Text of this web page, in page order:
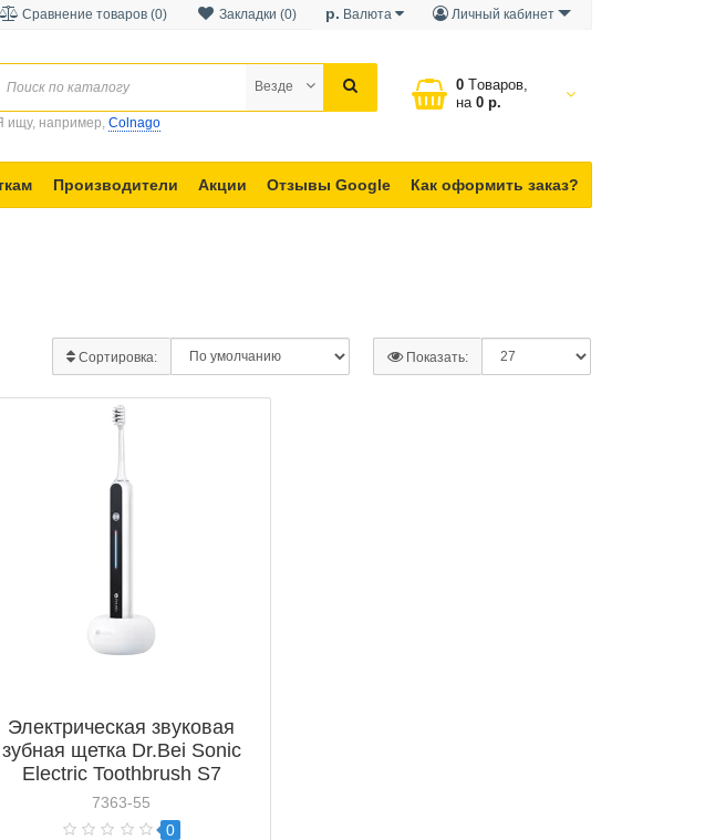
Личный кабинет
р. Валюта
Закладки (0)
Сравнение товаров (0)
0 Tоваров,
на
0 р.
Везде
ищу, например, Colnago
Производители Акции Отзывы Google Как оформить заказ?
Сортировка: Показать:
Электрическая звуковая
зубная щетка Dr.Bei Sonic
Electric Toothbrush S7
7363-55
0